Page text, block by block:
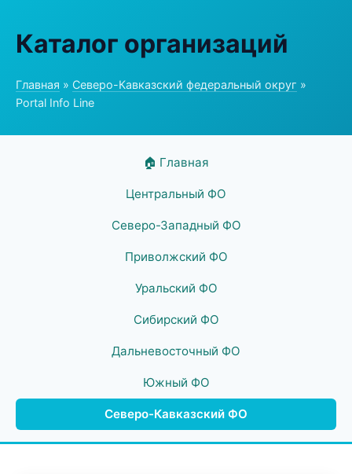
Каталог организаций
Главная » Северо-Кавказский федеральный округ »
Portal Info Line
🏠 Главная
Центральный ФО
Северо-Западный ФО
Приволжский ФО
Уральский ФО
Сибирский ФО
Дальневосточный ФО
Южный ФО
Северо-Кавказский ФО